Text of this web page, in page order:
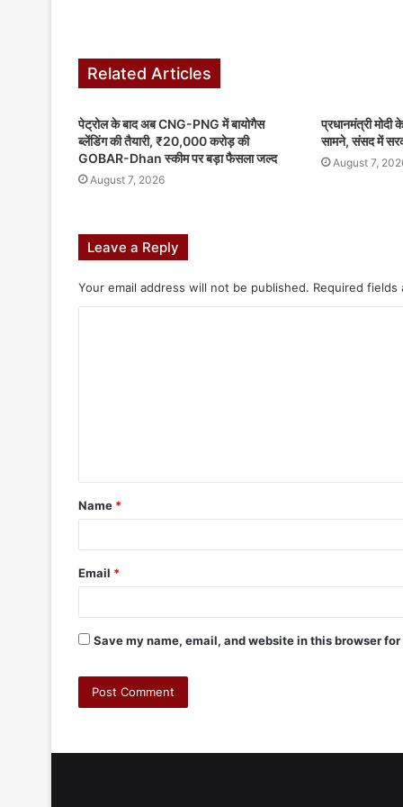
Related Articles
पेट्रोल के बाद अब CNG-PNG में बायोगैस
ब्लेंडिंग की तैयारी, ₹20,000 करोड़ की
GOBAR-Dhan स्कीम पर बड़ा फैसला जल्द
August 7, 2026
प्रधानमंत्री मोदी
सामने, संसद में
August 7,
Leave a Reply
Your email address will not be published. Required fields
Name *
Email *
Save my name, email, and website in this browser